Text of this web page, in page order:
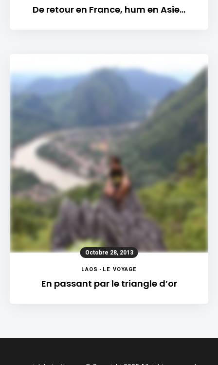
De retour en France, hum en Asie…
Octobre 28, 2013
LAOS - LE VOYAGE
En passant par le triangle d’or